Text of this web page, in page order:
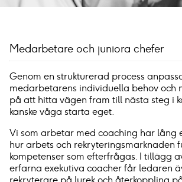
Medarbetare och juniora chefer
Genom en strukturerad process
medarbetarens individuella behov och
på att hitta vägen fram till nästa steg i
kanske våga starta eget.
Vi som arbetar med coaching har lång
hur arbets och rekryteringsmarknaden
kompetenser som efterfrågas. I tillägg
erfarna exekutiva coacher får ledaren